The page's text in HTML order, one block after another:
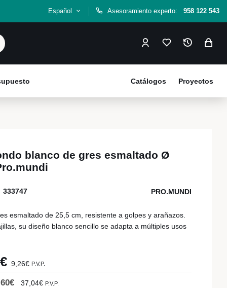
Español Asesoramiento experto: 958 122 543
Proyectos
Catálogos
blanco de gres esmaltado Ø
333747 PRO.MUNDI
esmaltado de 25,5 cm, resistente a golpes y arañazos.
su diseño blanco sencillo se adapta a múltiples usos
9,26€ P.V.P.
37,04€ P.V.P.